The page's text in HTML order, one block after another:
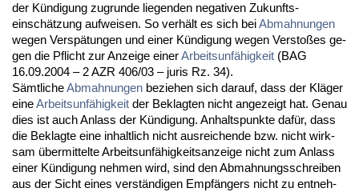
der Kündi­gung zu­grun­de lie­gen­den ne­ga­ti­ven Zu­kunfts­
einschätzung auf­wei­sen. So verhält es sich beiAb­mah­nun­gen
we­gen Ver­spätun­gen und ei­ner Kündi­gung we­gen Ver­s­toßes ge­
gen die Pflicht zur An­zei­ge ei­nerAr­beits­unfähig­keit (BAG
16.09.2004 – 2 AZR 406/03 – ju­ris Rz. 34).
Sämt­li­cheAb­mah­nun­gen be­zie­hen sich dar­auf, dass der Kläger
ei­neAr­beits­unfähig­keit der Be­klag­ten nicht an­ge­zeigt hat. Ge­nau
dies ist auch An­lass der Kündi­gung. An­halts­punk­te dafür, dass
die Be­klag­te ei­ne in­halt­lich nicht aus­rei­chen­de bzw. nicht wirk­
sam über­mit­tel­te Ar­beits­unfähig­keits­an­zei­ge nicht zum An­lass
ei­ner Kündi­gung neh­men wird, sind den Ab­mah­nungs­schrei­ben
aus der Sicht ei­nes verständi­gen Empfängers nicht zu ent­neh­